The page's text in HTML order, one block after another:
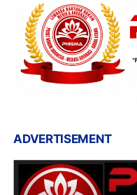
ADVERTISEMENT